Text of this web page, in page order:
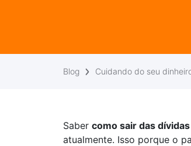
Blog Cuidando do seu
Saber como sair das dívidas
atualmente. Isso porque o